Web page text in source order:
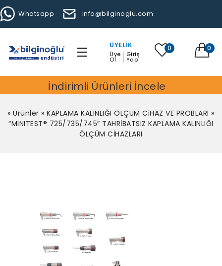
Whatsapp info@bilginoglu.com
ÜYELIK
Üye
Ol
Giriş
Yap
0 0
İndirimli Ürünleri İncele
»Ürünler »KAPLAMA KALINLIĞI ÖLÇÜM CiHAZ VE PROBLARI »
“MINITEST® 725/735/745” TAHRİBATSIZ KAPLAMA KALINLIĞI
ÖLÇÜM CİHAZLARI